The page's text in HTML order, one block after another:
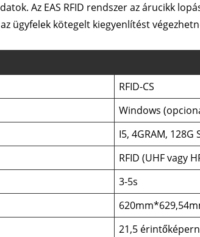
Az EAS RFID rendszer az árucikk
ügyfelek kötegelt kiegyenlítést
RFID-CS
Windows
I5, 4GRAM, 128G
RFID (UHF vagy
3-5s
21,5